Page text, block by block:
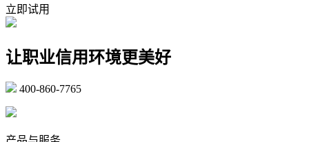
立即试用
让职业信用环境更美好
400-860-7765